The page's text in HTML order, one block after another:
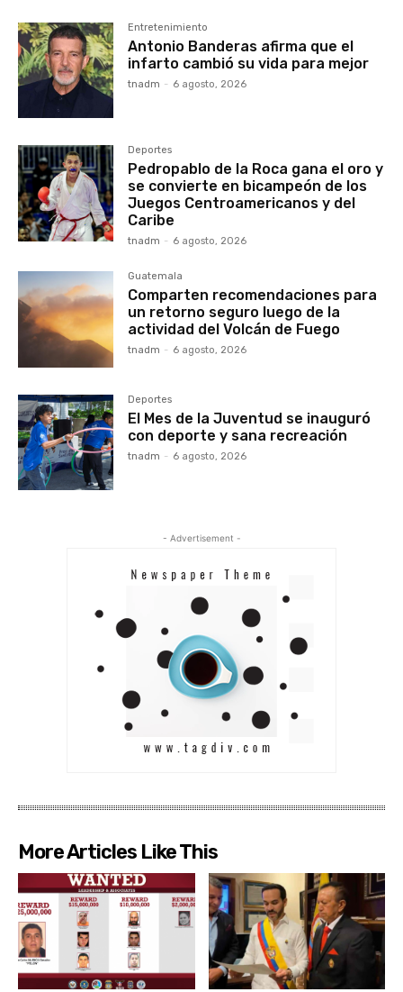
Entretenimiento
Antonio Banderas afirma que el
infarto cambió su vida para mejor
tnadm - 6 agosto, 2026
Deportes
Pedropablo de la Roca gana el oro y
se convierte en bicampeón de los
Juegos Centroamericanos y del
Caribe
tnadm - 6 agosto, 2026
Guatemala
Comparten recomendaciones para
un retorno seguro luego de la
actividad del Volcán de Fuego
tnadm - 6 agosto, 2026
Deportes
El Mes de la Juventud se inauguró
con deporte y sana recreación
tnadm - 6 agosto, 2026
- Advertisement -
More Articles Like This